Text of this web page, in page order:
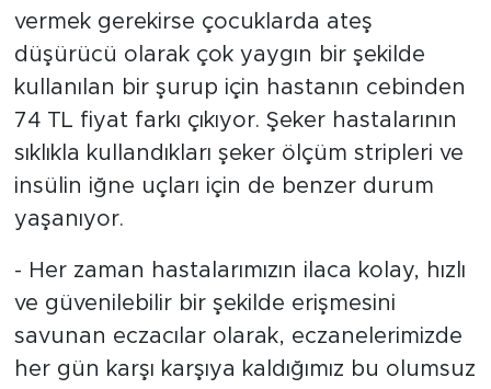
vermek gerekirse çocuklarda ateş
düşürücü olarak çok yaygın bir şekilde
kullanılan bir şurup için hastanın cebinden
74 TL fiyat farkı çıkıyor. Şeker hastalarının
sıklıkla kullandıkları şeker ölçüm stripleri ve
insülin iğne uçları için de benzer durum
yaşanıyor.
- Her zaman hastalarımızın ilaca kolay, hızlı
ve güvenilebilir bir şekilde erişmesini
savunan eczacılar olarak, eczanelerimizde
her gün karşı karşıya kaldığımız bu olumsuz